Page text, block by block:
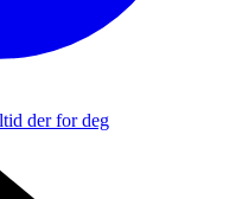
der for deg